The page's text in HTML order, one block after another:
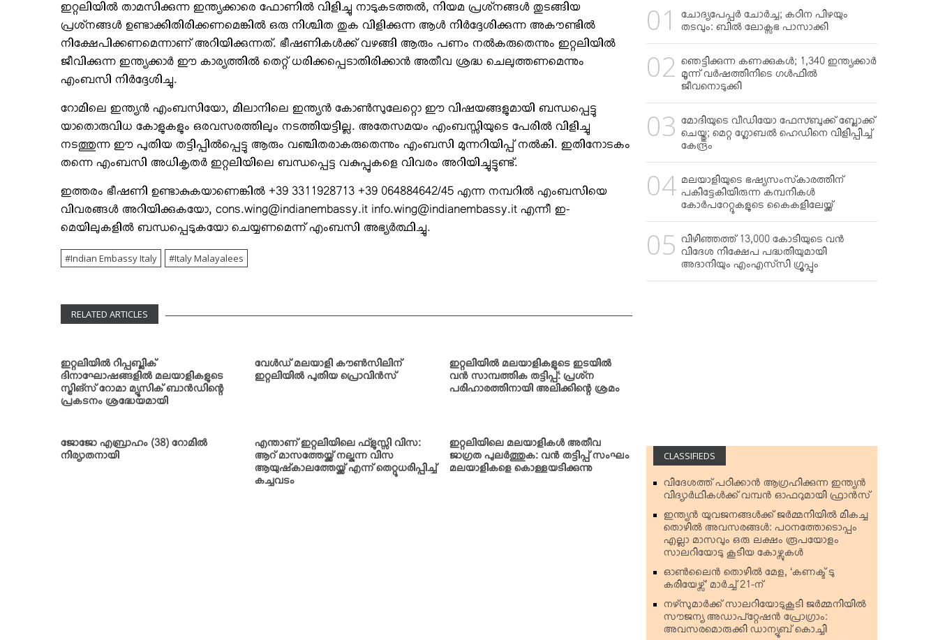
ഇറ്റലിയില്‍ താമസിക്കുന്ന ഇന്ത്യക്കാരെ ഫോണില്‍ വിളിച്ചു നാടുകടത്തല്‍, നിയമ പ്രശ്‌നങ്ങള്‍ തുടങ്ങിയ
പ്രശ്‌നങ്ങള്‍ ഉണ്ടാക്കിതിരിക്കണമെങ്കില്‍ ഒരു നിശ്ചിത തുക വിളിക്കുന്ന ആള്‍ നിര്‍ദ്ദേശിക്കുന്ന അകൗണ്ടില്‍
നിക്ഷേപിക്കണമെന്നാണ് അറിയിക്കുന്നത്. ഭീഷണികള്‍ക്ക് വഴങ്ങി ആരും പണം നല്‍കരുതെന്നും ഇറ്റലിയില്‍
ജീവിക്കുന്ന ഇന്ത്യക്കാര്‍ ഈ കാര്യത്തില്‍ തെറ്റ് ധരിക്കപ്പെടാതിരിക്കാന്‍ അതീവ ശ്രദ്ധ ചെലുത്തണമെന്നും
എംബസി നിര്‍ദ്ദേശിച്ചു.
റോമിലെ ഇന്ത്യന്‍ എംബസിയോ, മിലാനിലെ ഇന്ത്യന്‍ കോണ്‍സുലേറ്റൊ ഈ വിഷയങ്ങളുമായി ബന്ധപ്പെട്ടു
യാതൊരുവിധ കോളുകളും ഒരവസരത്തിലും നടത്തിയട്ടില്ല. അതേസമയം എംബസ്സിയുടെ പേരില്‍ വിളിച്ചു
നടത്തുന്ന ഈ പുതിയ തട്ടിപ്പില്‍പ്പെട്ടു ആരും വഞ്ചിതരാകരുതെന്നും എംബസി മുന്നറിയിപ്പ് നല്‍കി. ഇതിനോടകം
തന്നെ എംബസി അധികൃതര്‍ ഇറ്റലിയിലെ ബന്ധപ്പെട്ട വകുപ്പുകളെ വിവരം അറിയിച്ചുട്ടുണ്ട്.
ഇത്തരം ഭീഷണി ഉണ്ടാകുകയാണെങ്കില്‍ +39 3311928713 +39 064884642/45 എന്ന നമ്പറില്‍ എംബസിയെ
വിവരങ്ങള്‍ അറിയിക്കുകയോ, cons.wing@indianembassy.it info.wing@indianembassy.it എന്നീ ഇ-
മെയിലുകളില്‍ ബന്ധപ്പെടുകയോ ചെയ്യണമെന്ന് എംബസി അഭ്യര്‍ത്ഥിച്ചു.
Indian Embassy Italy Italy Malayalees
RELATED ARTICLES
ഇറ്റലിയില്‍ റിപ്പബ്ലിക്
ദിനാഘോഷങ്ങളില്‍ മലയാളികളുടെ
സ്ട്രിങ്‌സ് റോമാ മ്യൂസിക് ബാന്‍ഡിന്റെ
പ്രകടനം ശ്രദ്ധേയമായി
വേള്‍ഡ് മലയാളി കൗണ്‍സിലിന്
ഇറ്റലിയില്‍ പുതിയ പ്രൊവിന്‍സ്
ഇറ്റലിയില്‍ മലയാളികളുടെ ഇടയില്‍
വന്‍ സാമ്പത്തിക തട്ടിപ്പ്: പ്രശ്‌ന
പരിഹാരത്തിനായി അലിക്കിന്റെ ശ്രമം
ജോജോ എബ്രാഹം (38) റോമില്‍
നിര്യാതനായി
എന്താണ് ഇറ്റലിയിലെ ഫ്‌ളുസ്സി വിസ:
ആറ് മാസത്തേയ്ക്ക് നല്കുന്ന വിസ
ആയുഷ്‌കാലത്തേയ്ക്ക് എന്ന് തെറ്റുധരിപ്പിച്ച്
കച്ചവടം
ഇറ്റലിയിലെ മലയാളികള്‍ അതീവ
ജാഗ്രത പുലര്‍ത്തുക: വന്‍ തട്ടിപ്പ് സംഘം
മലയാളികളെ കൊള്ളയടിക്കുന്നു
ചോദ്യപേപ്പര്‍ ചോര്‍ച്ച; കഠിന പിഴയും
തടവും: ബില്‍ ലോക്സഭ പാസാക്കി
ഞെട്ടിക്കുന്ന കണക്കുകള്‍; 1,340 ഇന്ത്യക്കാര്‍
മൂന്ന് വര്‍ഷത്തിനിടെ ഗള്‍ഫില്‍
ജീവനൊടുക്കി
മോദിയുടെ വീഡിയോ ഫേസ്ബുക്ക് ബ്ലോക്ക്
ചെയ്തു; മെറ്റ ഗ്ലോബല്‍ ഹെഡിനെ വിളിപ്പിച്ച്
കേന്ദ്രം
മലയാളിയുടെ ഭഷ്യസംസ്‌കാരത്തിന്
പകിട്ടേകിയിരുന്ന കമ്പനികള്‍
കോര്‍പറേറ്റുകളുടെ കൈകളിലേയ്ക്ക്
വിഴിഞ്ഞത്ത് 13,000 കോടിയുടെ വന്‍
വിദേശ നിക്ഷേപ പദ്ധതിയുമായി
അദാനിയും എംഎസ്‌സി ഗ്രൂപ്പും
CLASSIFIEDS
വിദേശത്ത് പഠിക്കാന്‍ ആഗ്രഹിക്കുന്ന ഇന്ത്യന്‍
വിദ്യാര്‍ഥികള്‍ക്ക് വമ്പന്‍ ഓഫറുമായി ഫ്രാന്‍സ്
ഇന്ത്യന്‍ യുവജനങ്ങള്‍ക്ക് ജര്‍മ്മനിയില്‍ മികച്ച
തൊഴില്‍ അവസരങ്ങള്‍: പഠനത്തോടൊപ്പം
എല്ലാ മാസവും ഒരു ലക്ഷം രൂപയോളം
സാലറിയോടു കൂടിയ കോഴ്സുകള്‍
ഓണ്‍ലൈന്‍ തൊഴില്‍ മേള, ‘കണക്ട് ടു
കരിയേഴ്സ്’ മാര്‍ച്ച് 21-ന്
നഴ്‌സുമാര്‍ക്ക് സാലറിയോടുകൂടി ജര്‍മ്മനിയില്‍
സൗജന്യ അഡാപ്റ്റേഷന്‍ പ്രോഗ്രാം:
അവസരമൊരുക്കി ഡാന്യൂബ് കൊച്ചി